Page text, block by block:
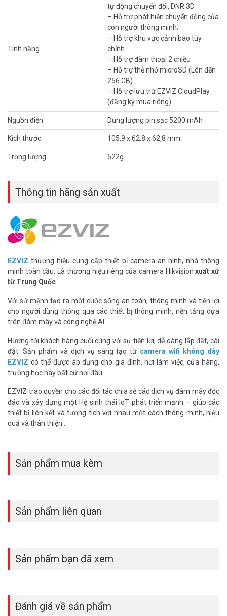
(1) Dữ liệu lấy từ thử nghiệm của EZVIZ Lab trong điều kiện tiêu chuẩn,
dựa trên việc sử dụng 5 phút mỗi ngày. Có thể thay đổi do các yếu tố
môi trường và tần suất hoạt động của camera.
(3) Bảng điều khiển năng lượng mặt trời không được bao gồm trong
bộ sản phẩm. Vui lòng xác minh tính tương thích của sản phẩm trước
Chi tiết tuyệt đẹp với độ phân giải 2K
nét để cung cấp khả năng chụp chi tiết nâng cao. Chức năng này
đảm bảo bạn không bao giờ bỏ lỡ một khoảnh khắc quan trọng nào
diễn ra ở nhà.
cung cấp hình ảnh ban đêm có màu, tầm nhìn xa lên đến 15 mét.
Còn gì tuyệt hơn, bạn có thể chọn giữa chế độ màu hoặc chế độ
Tính năng
tự động chuyển đổi, DNR 3D
– Hỗ trợ phát hiện chuyển động của
con người thông minh;
– Hỗ trợ khu vực cảnh báo tùy
chỉnh
– Hỗ trợ đàm thoại 2 chiều
– Hỗ trợ thẻ nhớ microSD (Lên đến
256 GB)
– Hỗ trợ lưu trữ EZVIZ CloudPlay
(đăng ký mua riêng)
Nguồn điện Dung lượng pin sạc 5200 mAh
Kích thước 105,9 x 62,8 x 62,8 mm
Trọng lượng 522g
Thông tin hãng sản xuất
EZVIZ thương hiệu cung cấp thiết bị camera an ninh, nhà thông
minh toàn cầu. Là thương hiệu riêng của camera Hikvisionxuất xứ
từ Trung Quốc
Với sứ mệnh tạo ra một cuộc sống an toàn, thông minh và tiện lợi
cho người dùng thông qua các thiết bị thông minh, nền tảng dựa
trên đám mây và công nghệ AI.
Hướng tới khách hàng cuối cùng với sự tiện lợi, dễ dàng lắp đặt, cài
đặt. Sản phẩm và dịch vụ sáng tạo từ camera wifi không dây
EZVIZ có thể được áp dụng cho gia đình, nơi làm việc, cửa hàng,
trường học hay bất cứ nơi đâu …
EZVIZ trao quyền cho các đối tác chia sẻ các dịch vụ đám mây độc
đáo và xây dựng một Hệ sinh thái IoT phát triển mạnh – giúp các
thiết bị liên kết và tương tích với nhau một cách thông minh, hiệu
quả và thân thiện…
Sản phẩm mua kèm
Sản phẩm liên quan
Sản phẩm bạn đã xem
Đánh giá về sản phẩm